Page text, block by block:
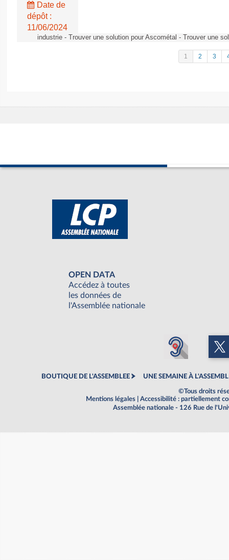
Date de
dépôt :
11/06/2024
industrie - Trouver une solution pour Ascométal - Trouver une
1 2 3
OPEN DATA
Accédez à toutes
les données de
l'Assemblée nationale
BOUTIQUE DE L'ASSEMBLEE UNE SEMAINE À
©Tous droits
Mentions légales
Accessibilité : partiellement
Assemblée nationale - 126 Rue de